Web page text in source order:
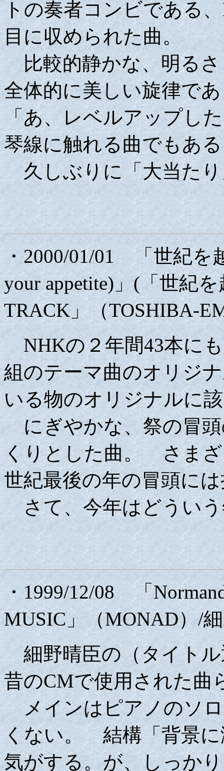
トの奏者コンビである
目に収められた曲。
比較的静かな、明るさ
全体的に美しい旋律で
「あ、レベルアップし
琴線に触れる曲でもあ
久しぶりに「大当たり
・2000/01/01 「世紀を
your appetite)」(「世紀
TRACK」（TOSHIBA-
NHKの２年間43本にも
組のテーマ曲のオリジ
いる物のオリジナルに
にぎやかな、祭の冒頭
くりとした曲。 さまざ
世紀最後の年の冒頭に
さて、今年はどういう
・1999/12/08 「
MUSIC」（MONAD）/
細野晴臣の（タイトル
昔のCMで使用された曲
メインはピアノのソロ
くない。 結構「背景に
気がする。が、しっか